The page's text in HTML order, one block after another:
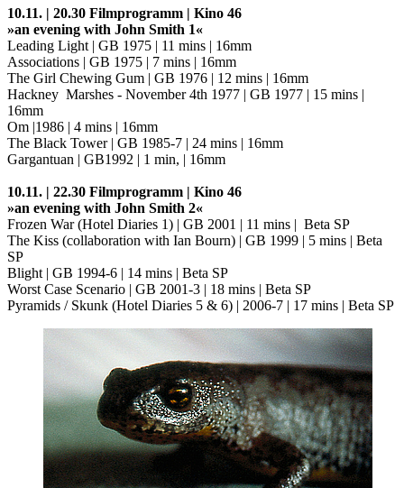
10.11. | 20.30 Filmprogramm | Kino 46
»an evening with John Smith 1«
Leading Light | GB 1975 | 11 mins | 16mm
Associations | GB 1975 | 7 mins | 16mm
The Girl Chewing Gum | GB 1976 | 12 mins | 16mm
Hackney Marshes - November 4th 1977 | GB 1977 | 15 mins |
16mm
Om |1986 | 4 mins | 16mm
The Black Tower | GB 1985-7 | 24 mins | 16mm
Gargantuan | GB1992 | 1 min, | 16mm
10.11. | 22.30 Filmprogramm | Kino 46
»an evening with John Smith 2«
Frozen War (Hotel Diaries 1) | GB 2001 | 11 mins | Beta SP
The Kiss (collaboration with Ian Bourn) | GB 1999 | 5 mins | Beta
SP
Blight | GB 1994-6 | 14 mins | Beta SP
Worst Case Scenario | GB 2001-3 | 18 mins | Beta SP
Pyramids / Skunk (Hotel Diaries 5 & 6) | 2006-7 | 17 mins | Beta SP